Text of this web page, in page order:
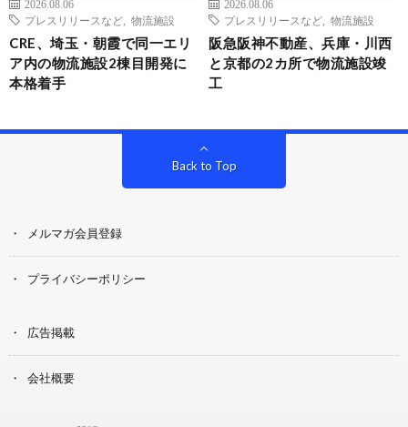
2026.08.06
プレスリリースなど
物流施設
CRE、埼玉・朝霞で同一エリ
ア内の物流施設2棟目開発に
本格着手
2026.08.06
プレスリリースなど
物流施設
阪急阪神不動産、兵庫・川西
と京都の2カ所で物流施設竣
工
Back to Top
メルマガ会員登録
プライバシーポリシー
広告掲載
会社概要